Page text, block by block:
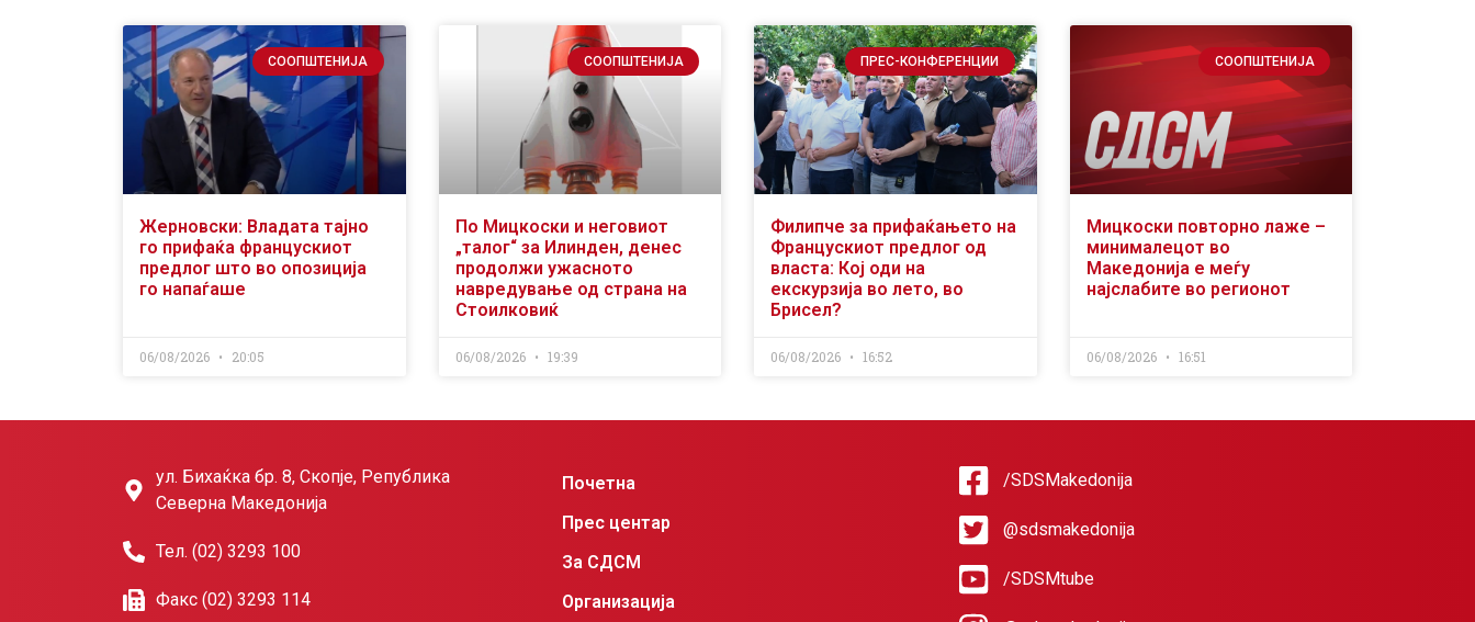
СООПШТЕНИЈА
Жерновски: Владата тајно
го прифаќа францускиот
предлог што во опозиција
го напаѓаше
06/08/2026 20:05
СООПШТЕНИЈА
По Мицкоски и неговиот
„талог“ за Илинден, денес
продолжи ужасното
навредување од страна на
Стоилковиќ
06/08/2026 19:39
ПРЕС-КОНФЕРЕНЦИИ
Филипче за прифаќањето на
Францускиот предлог од
власта: Кој оди на
екскурзија во лето, во
Брисел?
06/08/2026 16:52
СООПШТЕНИЈА
Мицкоски повторно лаже –
минималецот во
Македонија е меѓу
најслабите во регионот
06/08/2026 16:51
ул. Бихаќка бр. 8, Скопје, Република
Северна Македонија
Тел. (02) 3293 100
Факс (02) 3293 114
Почетна
Прес центар
За СДСМ
Организација
/SDSMakedonija
@sdsmakedonija
/SDSMtube